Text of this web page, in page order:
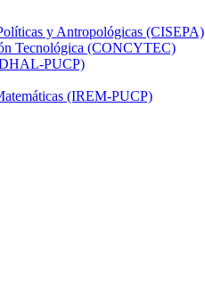
y Antropológicas (CISEPA)
Tecnológica (CONCYTEC)
PUCP)
(IREM-PUCP)